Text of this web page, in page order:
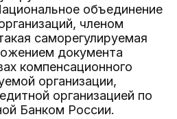
объединение
членом
саморегулируемая
документа
компенсационного
организации,
организацией по
Банком России.